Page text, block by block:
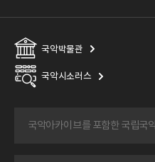
국악박물관
국악시소러스